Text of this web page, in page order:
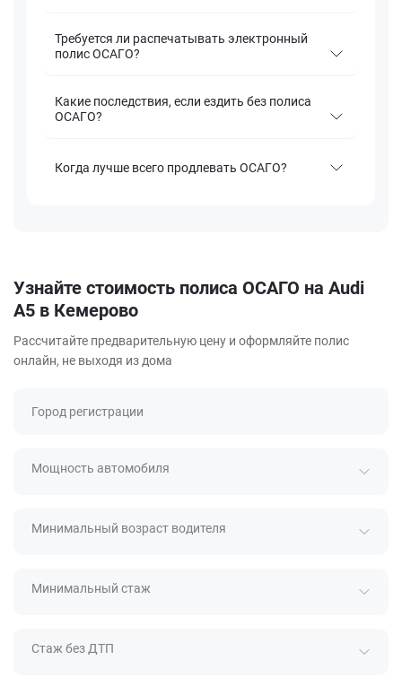
Требуется ли распечатывать электронный
полис ОСАГО?
Какие последствия, если ездить без полиса
ОСАГО?
Когда лучше всего продлевать ОСАГО?
Узнайте стоимость полиса ОСАГО на Audi
A5 в Кемерово
Рассчитайте предварительную цену и оформляйте полис
онлайн, не выходя из дома
Город регистрации
Мощность автомобиля
Минимальный возраст водителя
Минимальный стаж
Стаж без ДТП